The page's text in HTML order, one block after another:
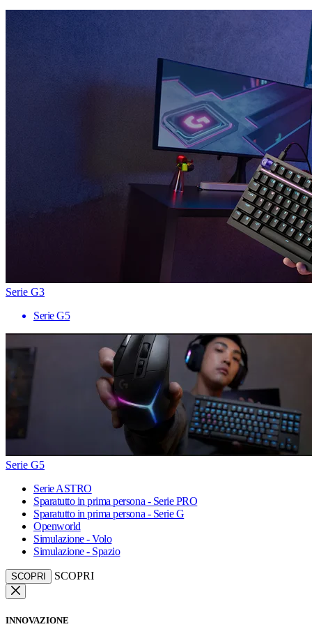
Serie G3
Serie G5
Serie G5
Serie ASTRO
Sparatutto in prima persona - Serie PRO
Sparatutto in prima persona - Serie G
Openworld
Simulazione - Volo
Simulazione - Spazio
SCOPRI SCOPRI
INNOVAZIONE